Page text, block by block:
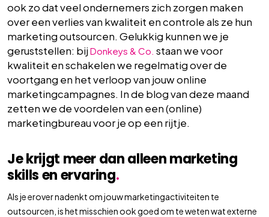
ook zo dat veel ondernemers zich zorgen maken
over een verlies van kwaliteit en controle als ze hun
marketing outsourcen. Gelukkig kunnen we je
geruststellen: bijDonkeys & Co. staan we voor
kwaliteit en schakelen we regelmatig over de
voortgang en het verloop van jouw online
marketingcampagnes. In de blog van deze maand
zetten we de voordelen van een (online)
marketingbureau voor je op een rijtje.
Je krijgt meer dan alleen marketing
skills en ervaring.
Als je erover nadenkt om jouw marketingactiviteiten te
outsourcen, is het misschien ook goed om te weten wat externe